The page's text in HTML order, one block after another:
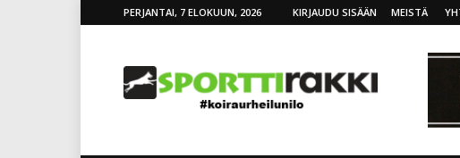
PERJANTAI, 7 ELOKUUN, 2026 KIRJAUDU SISÄÄN MEISTÄ